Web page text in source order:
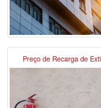
Preço de Recarga de